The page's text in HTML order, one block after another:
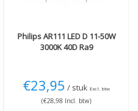
PhilipsAR111 LED D 11-50W
3000K 40D Ra9
€23,95 / stuk Excl. btw
(€28,98 Incl. btw)